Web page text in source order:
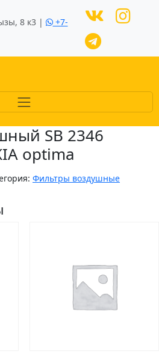
8 к3 |
+7-
SB 2346
optima
Фильтры воздушные